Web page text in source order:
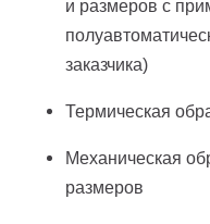
и размеров с
заказчика)
Термическая
Механическая
размеров